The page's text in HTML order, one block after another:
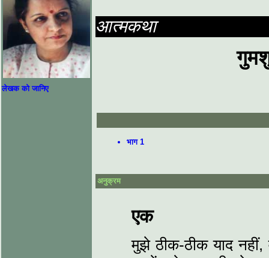
लेखक को जानिए
आत्मकथा
भाग 1
अनुक्रम
एक
मुझे ठीक-ठीक याद